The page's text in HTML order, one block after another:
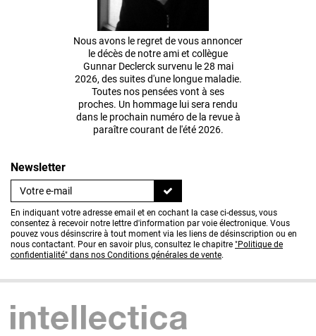
Nous avons le regret de vous annoncer
le décès de notre ami et collègue
Gunnar Declerck survenu le 28 mai
2026, des suites d'une longue maladie.
Toutes nos pensées vont à ses
proches. Un hommage lui sera rendu
dans le prochain numéro de la revue à
paraître courant de l'été 2026.
Newsletter
En indiquant votre adresse email et en cochant la case ci-dessus, vous
consentez à recevoir notre lettre d'information par voie électronique. Vous
pouvez vous désinscrire à tout moment via les liens de désinscription ou en
nous contactant. Pour en savoir plus, consultez le chapitre "Politique de
confidentialité" dans nos Conditions générales de vente.